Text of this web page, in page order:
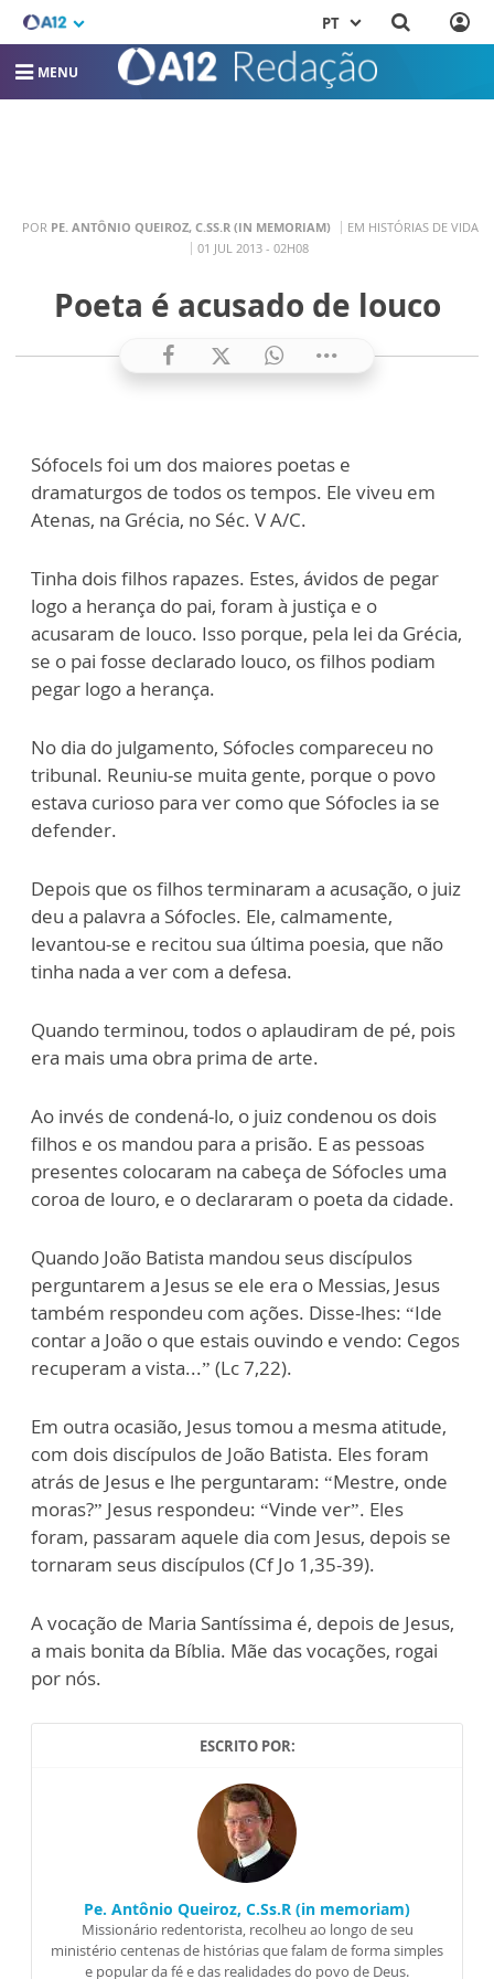
PT
MENU
POR PE. ANTÔNIO QUEIROZ, C.SS.R (IN MEMORIAM)
EM HISTÓRIAS DE VIDA
01 JUL 2013 - 02H08
Poeta é acusado de louco
Sófocels foi um dos maiores poetas e
dramaturgos de todos os tempos. Ele viveu em
Atenas, na Grécia, no Séc. V A/C.
Tinha dois filhos rapazes. Estes, ávidos de pegar
logo a herança do pai, foram à justiça e o
acusaram de louco. Isso porque, pela lei da Grécia,
se o pai fosse declarado louco, os filhos podiam
pegar logo a herança.
No dia do julgamento, Sófocles compareceu no
tribunal. Reuniu-se muita gente, porque o povo
estava curioso para ver como que Sófocles ia se
defender.
Depois que os filhos terminaram a acusação, o juiz
deu a palavra a Sófocles. Ele, calmamente,
levantou-se e recitou sua última poesia, que não
tinha nada a ver com a defesa.
Quando terminou, todos o aplaudiram de pé, pois
era mais uma obra prima de arte.
Ao invés de condená-lo, o juiz condenou os dois
filhos e os mandou para a prisão. E as pessoas
presentes colocaram na cabeça de Sófocles uma
coroa de louro, e o declararam o poeta da cidade.
Quando João Batista mandou seus discípulos
perguntarem a Jesus se ele era o Messias, Jesus
também respondeu com ações. Disse-lhes: “Ide
contar a João o que estais ouvindo e vendo: Cegos
recuperam a vista...” (Lc 7,22).
Em outra ocasião, Jesus tomou a mesma atitude,
com dois discípulos de João Batista. Eles foram
atrás de Jesus e lhe perguntaram: “Mestre, onde
moras?” Jesus respondeu: “Vinde ver”. Eles
foram, passaram aquele dia com Jesus, depois se
tornaram seus discípulos (Cf Jo 1,35-39).
A vocação de Maria Santíssima é, depois de Jesus,
a mais bonita da Bíblia. Mãe das vocações, rogai
por nós.
ESCRITO POR:
Pe. Antônio Queiroz, C.Ss.R (in memoriam)
Missionário redentorista, recolheu ao longo de seu
ministério centenas de histórias que falam de forma simples
e popular da fé e das realidades do povo de Deus.